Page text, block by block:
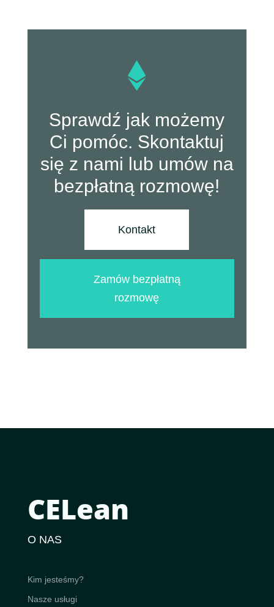

Sprawdź jak możemy
Ci pomóc. Skontaktuj
się z nami lub umów na
bezpłatną rozmowę!
Kontakt
Zamów bezpłatną
rozmowę
CELean
O NAS
Kim jesteśmy?
Nasze usługi